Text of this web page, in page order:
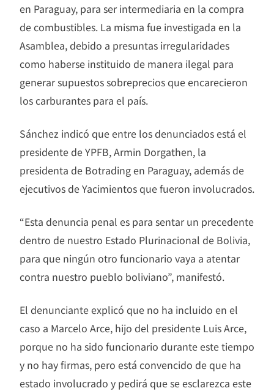
en Paraguay, para ser intermediaria en la compra
de combustibles. La misma fue investigada en la
Asamblea, debido a presuntas irregularidades
como haberse instituido de manera ilegal para
generar supuestos sobreprecios que encarecieron
los carburantes para el país.
Sánchez indicó que entre los denunciados está el
presidente de YPFB, Armin Dorgathen, la
presidenta de Botrading en Paraguay, además de
ejecutivos de Yacimientos que fueron involucrados.
“Esta denuncia penal es para sentar un precedente
dentro de nuestro Estado Plurinacional de Bolivia,
para que ningún otro funcionario vaya a atentar
contra nuestro pueblo boliviano”, manifestó.
El denunciante explicó que no ha incluido en el
caso a Marcelo Arce, hijo del presidente Luis Arce,
porque no ha sido funcionario durante este tiempo
y no hay firmas, pero está convencido de que ha
estado involucrado y pedirá que se esclarezca este